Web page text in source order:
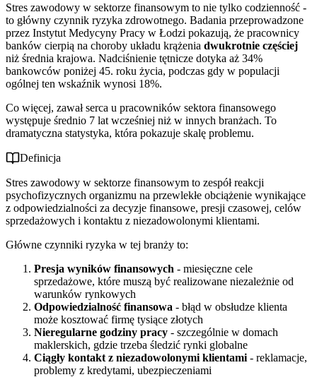
Stres zawodowy w sektorze finansowym to nie tylko codzienność -
to główny czynnik ryzyka zdrowotnego. Badania przeprowadzone
przez Instytut Medycyny Pracy w Łodzi pokazują, że pracownicy
banków cierpią na choroby układu krążenia dwukrotnie częściej
niż średnia krajowa. Nadciśnienie tętnicze dotyka aż 34%
bankowców poniżej 45. roku życia, podczas gdy w populacji
ogólnej ten wskaźnik wynosi 18%.
Co więcej, zawał serca u pracowników sektora finansowego
występuje średnio 7 lat wcześniej niż w innych branżach. To
dramatyczna statystyka, która pokazuje skalę problemu.
Definicja
Stres zawodowy w sektorze finansowym to zespół reakcji
psychofizycznych organizmu na przewlekłe obciążenie wynikające
z odpowiedzialności za decyzje finansowe, presji czasowej, celów
sprzedażowych i kontaktu z niezadowolonymi klientami.
Główne czynniki ryzyka w tej branży to:
Presja wyników finansowych - miesięczne cele
sprzedażowe, które muszą być realizowane niezależnie od
warunków rynkowych
Odpowiedzialność finansowa - błąd w obsłudze klienta
może kosztować firmę tysiące złotych
Nieregularne godziny pracy - szczególnie w domach
maklerskich, gdzie trzeba śledzić rynki globalne
Ciągły kontakt z niezadowolonymi klientami - reklamacje,
problemy z kredytami, ubezpieczeniami